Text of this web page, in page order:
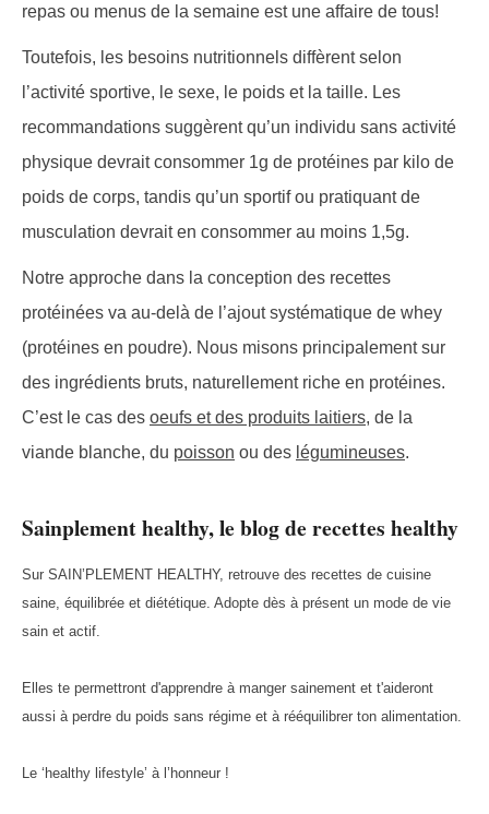
repas ou menus de la semaine est une affaire de tous!
Toutefois, les besoins nutritionnels diffèrent selon
l’activité sportive, le sexe, le poids et la taille. Les
recommandations suggèrent qu’un individu sans activité
physique devrait consommer 1g de protéines par kilo de
poids de corps, tandis qu’un sportif ou pratiquant de
musculation devrait en consommer au moins 1,5g.
Notre approche dans la conception des recettes
protéinées va au-delà de l’ajout systématique de whey
(protéines en poudre). Nous misons principalement sur
des ingrédients bruts, naturellement riche en protéines.
C’est le cas des oeufs et des produits laitiers, de la
viande blanche, du poisson ou des légumineuses.
Sainplement healthy, le blog de recettes healthy
Sur SAIN’PLEMENT HEALTHY, retrouve des recettes de cuisine
saine, équilibrée et diététique. Adopte dès à présent un mode de vie
sain et actif.
Elles te permettront d'apprendre à manger sainement et t'aideront
aussi à perdre du poids sans régime et à rééquilibrer ton alimentation.
Le ‘healthy lifestyle’ à l’honneur !